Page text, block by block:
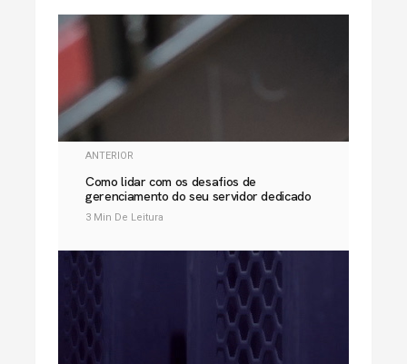
ANTERIOR
Como lidar com os desafios de
gerenciamento do seu servidor dedicado
3 Min De Leitura